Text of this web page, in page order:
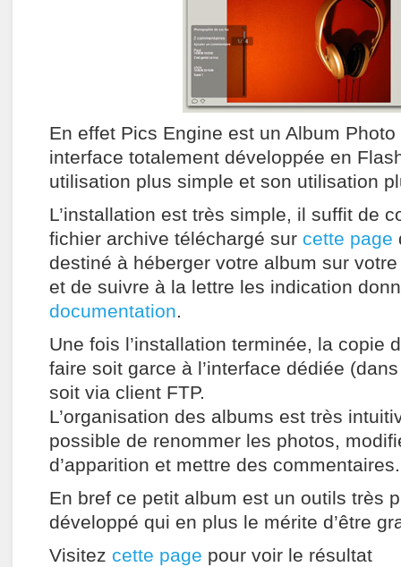
En effet Pics Engine est un Album
interface totalement développée en
utilisation plus simple et son utilisation
L’installation est très simple, il suffit de
fichier archive téléchargé sur cette page
destiné à héberger votre album sur
et de suivre à la lettre les indication
documentation.
Une fois l’installation terminée, la copie
faire soit garce à l’interface dédiée
soit via client FTP.
L’organisation des albums est très
possible de renommer les photos,
d’apparition et mettre des commentaires.
En bref ce petit album est un outils très
développé qui en plus le mérite d’être
Visitez cette page pour voir le résultat